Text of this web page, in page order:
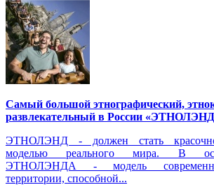
Самый большой этнографический,
развлекательный в России
ЭТНОЛЭНД - должен стать
моделью реального мира. В
ЭТНОЛЭНДА - модель
территории, способной...